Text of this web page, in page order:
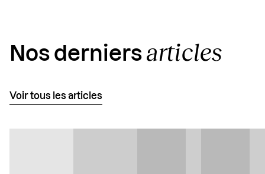
Nos derniers articles
Voir tous les articles